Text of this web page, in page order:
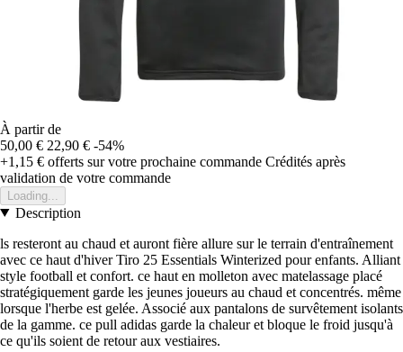
À partir de
50,00 € 22,90 € -54%
+1,15 € offerts sur votre prochaine commande Crédités après
validation de votre commande
Loading...
Description
ls resteront au chaud et auront fière allure sur le terrain d'entraînement
avec ce haut d'hiver Tiro 25 Essentials Winterized pour enfants. Alliant
style football et confort. ce haut en molleton avec matelassage placé
stratégiquement garde les jeunes joueurs au chaud et concentrés. même
lorsque l'herbe est gelée. Associé aux pantalons de survêtement isolants
de la gamme. ce pull adidas garde la chaleur et bloque le froid jusqu'à
ce qu'ils soient de retour aux vestiaires.